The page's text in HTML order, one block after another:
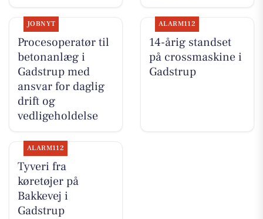
JOBNYT
Procesoperatør til
betonanlæg i
Gadstrup med
ansvar for daglig
drift og
vedligeholdelse
ALARM112
14-årig standset
på crossmaskine i
Gadstrup
ALARM112
Tyveri fra
køretøjer på
Bakkevej i
Gadstrup